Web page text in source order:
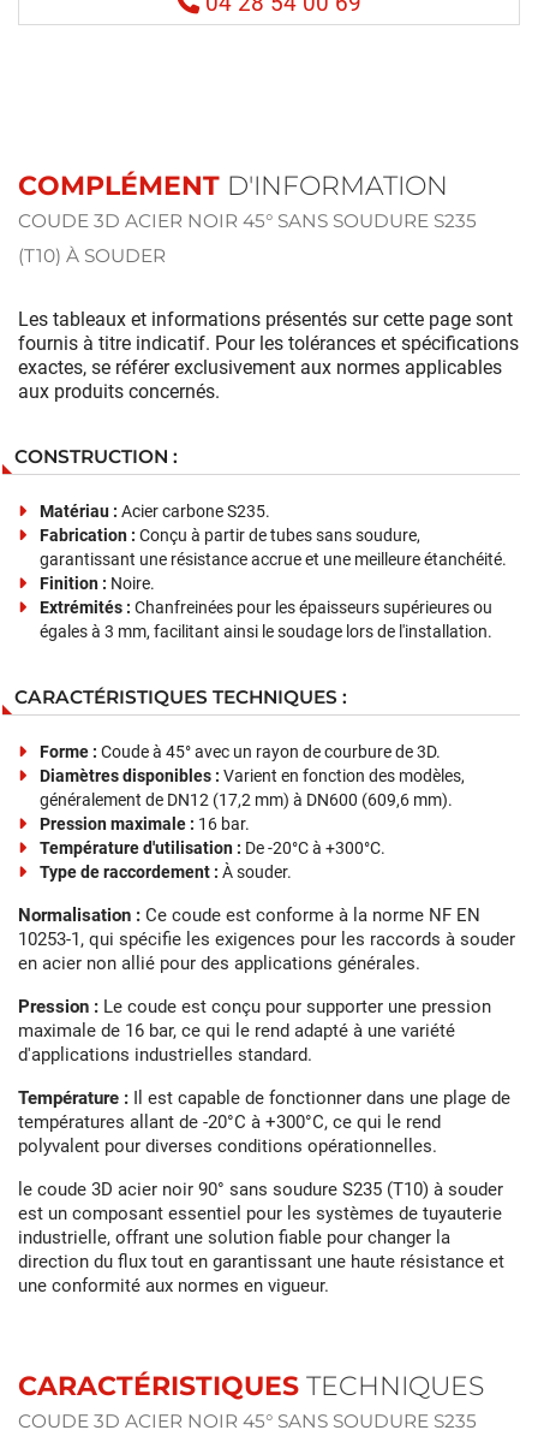
COMPLÉMENT D'INFORMATION
COUDE 3D ACIER NOIR 45° SANS SOUDURE S235
(T10) À SOUDER
Les tableaux et informations présentés sur cette page sont
fournis à titre indicatif. Pour les tolérances et spécifications
exactes, se référer exclusivement aux normes applicables
aux produits concernés.
CONSTRUCTION :
Matériau : Acier carbone S235.
Fabrication : Conçu à partir de tubes sans soudure,
garantissant une résistance accrue et une meilleure étanchéité.
Finition : Noire.
Extrémités : Chanfreinées pour les épaisseurs supérieures ou
égales à 3 mm, facilitant ainsi le soudage lors de l'installation.
CARACTÉRISTIQUES TECHNIQUES :
Forme : Coude à 45° avec un rayon de courbure de 3D.
Diamètres disponibles : Varient en fonction des modèles,
généralement de DN12 (17,2 mm) à DN600 (609,6 mm).
Pression maximale : 16 bar.
Température d'utilisation : De -20°C à +300°C.
Type de raccordement : À souder.
Normalisation : Ce coude est conforme à la norme NF EN
10253-1, qui spécifie les exigences pour les raccords à souder
en acier non allié pour des applications générales.
Pression : Le coude est conçu pour supporter une pression
maximale de 16 bar, ce qui le rend adapté à une variété
d'applications industrielles standard.
Température : Il est capable de fonctionner dans une plage de
températures allant de -20°C à +300°C, ce qui le rend
polyvalent pour diverses conditions opérationnelles.
le coude 3D acier noir 90° sans soudure S235 (T10) à souder
est un composant essentiel pour les systèmes de tuyauterie
industrielle, offrant une solution fiable pour changer la
direction du flux tout en garantissant une haute résistance et
une conformité aux normes en vigueur.
CARACTÉRISTIQUES TECHNIQUES
COUDE 3D ACIER NOIR 45° SANS SOUDURE S235